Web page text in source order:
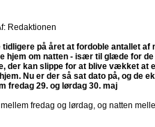
Redaktionen
tidligere på året at fordoble antallet af
hjem om natten - især til glæde for de
der kan slippe for at blive vækket at
Nu er der så sat dato på, og de
fredag 29. og lørdag 30. maj
fredag og lørdag, og natten